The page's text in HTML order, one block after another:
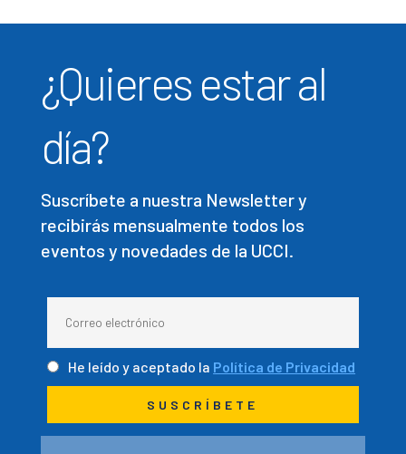
¿Quieres estar al
día?
Suscríbete a nuestra Newsletter y
recibirás mensualmente todos los
eventos y novedades de la UCCI.
He leído y aceptado la Política de Privacidad